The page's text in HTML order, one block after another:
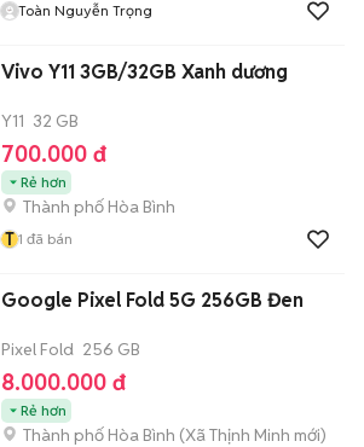
Toàn Nguyễn Trọng
Vivo Y11 3GB/32GB Xanh dương
Y11 32 GB
700.000 đ
Rẻ hơn
Thành phố Hòa Bình
T 1 đã bán
Google Pixel Fold 5G 256GB Đen
Pixel Fold 256 GB
8.000.000 đ
Rẻ hơn
Thành phố Hòa Bình (Xã Thịnh Minh mới)